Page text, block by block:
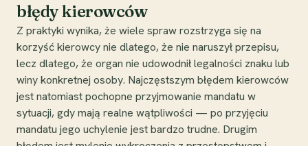
błędy kierowców
Z praktyki wynika, że wiele spraw rozstrzyga się na
korzyść kierowcy nie dlatego, że nie naruszył przepisu,
lecz dlatego, że organ nie udowodnił legalności znaku lub
winy konkretnej osoby. Najczęstszym błędem kierowców
jest natomiast pochopne przyjmowanie mandatu w
sytuacji, gdy mają realne wątpliwości — po przyjęciu
mandatu jego uchylenie jest bardzo trudne. Drugim